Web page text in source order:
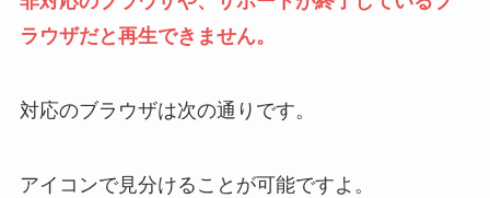
ラウザだと再生できません。
対応のブラウザは次の通りです。
アイコンで見分けることが可能ですよ。